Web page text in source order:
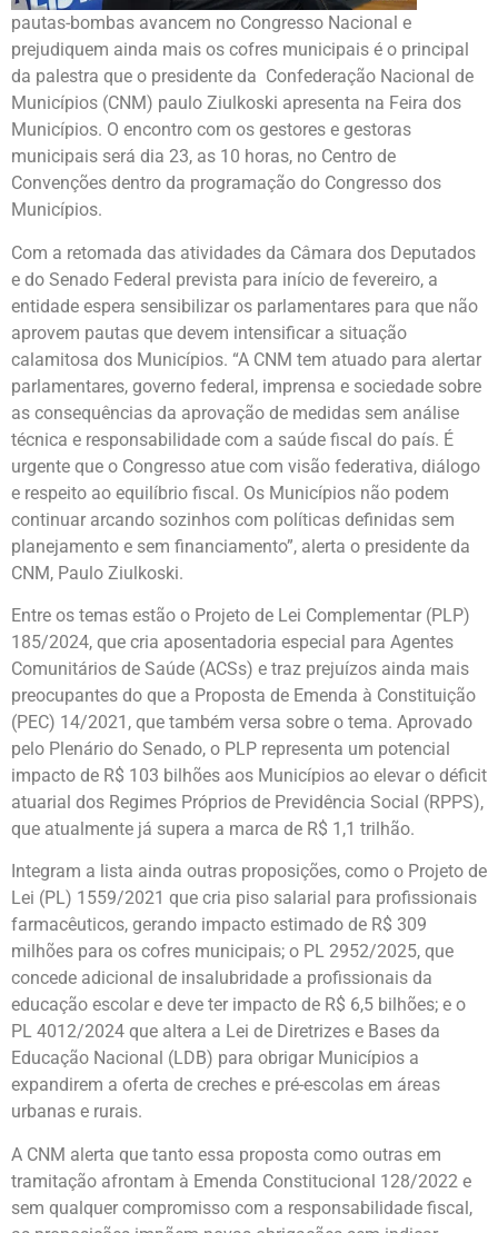
pautas-bombas avancem no Congresso Nacional e
prejudiquem ainda mais os cofres municipais é o principal
da palestra que o presidente da Confederação Nacional de
Municípios (CNM) paulo Ziulkoski apresenta na Feira dos
Municípios. O encontro com os gestores e gestoras
municipais será dia 23, as 10 horas, no Centro de
Convenções dentro da programação do Congresso dos
Municípios.
Com a retomada das atividades da Câmara dos Deputados
e do Senado Federal prevista para início de fevereiro, a
entidade espera sensibilizar os parlamentares para que não
aprovem pautas que devem intensificar a situação
calamitosa dos Municípios. “A CNM tem atuado para alertar
parlamentares, governo federal, imprensa e sociedade sobre
as consequências da aprovação de medidas sem análise
técnica e responsabilidade com a saúde fiscal do país. É
urgente que o Congresso atue com visão federativa, diálogo
e respeito ao equilíbrio fiscal. Os Municípios não podem
continuar arcando sozinhos com políticas definidas sem
planejamento e sem financiamento”, alerta o presidente da
CNM, Paulo Ziulkoski.
Entre os temas estão o Projeto de Lei Complementar (PLP)
185/2024, que cria aposentadoria especial para Agentes
Comunitários de Saúde (ACSs) e traz prejuízos ainda mais
preocupantes do que a Proposta de Emenda à Constituição
(PEC) 14/2021, que também versa sobre o tema. Aprovado
pelo Plenário do Senado, o PLP representa um potencial
impacto de R$ 103 bilhões aos Municípios ao elevar o déficit
atuarial dos Regimes Próprios de Previdência Social (RPPS),
que atualmente já supera a marca de R$ 1,1 trilhão.
Integram a lista ainda outras proposições, como o Projeto de
Lei (PL) 1559/2021 que cria piso salarial para profissionais
farmacêuticos, gerando impacto estimado de R$ 309
milhões para os cofres municipais; o PL 2952/2025, que
concede adicional de insalubridade a profissionais da
educação escolar e deve ter impacto de R$ 6,5 bilhões; e o
PL 4012/2024 que altera a Lei de Diretrizes e Bases da
Educação Nacional (LDB) para obrigar Municípios a
expandirem a oferta de creches e pré-escolas em áreas
urbanas e rurais.
A CNM alerta que tanto essa proposta como outras em
tramitação afrontam à Emenda Constitucional 128/2022 e
sem qualquer compromisso com a responsabilidade fiscal,